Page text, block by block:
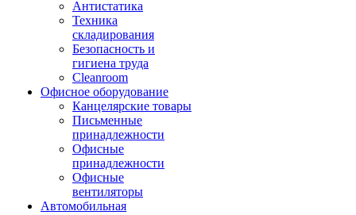
Aнтистатика
Техника
складирования
Безопасность и
гигиена труда
Cleanroom
Офисное оборудование
Канцелярские товары
Письменные
принадлежности
Офисные
принадлежности
Офисные
вентиляторы
Автомобильная